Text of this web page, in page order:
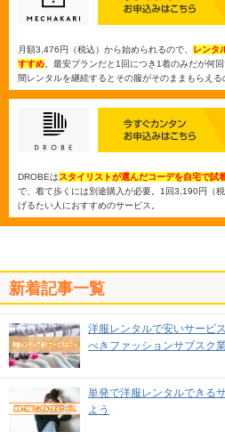
月額3,476円（税込）から始められるので、 レンタ
すすめ 。最安プランだと1回につき1着のみだが何
間レンタルを継続するとその服がそのままもらえる
DROBEはスタイリストが選んだコーデを自宅で試
で、着て歩くには別途購入が必要。1回3,190円（
げるたい人におすすめのサービス。
新着記事一覧
洋服レンタルで安いサービ
べきファッションサブスク
単発で洋服レンタルできる
よう